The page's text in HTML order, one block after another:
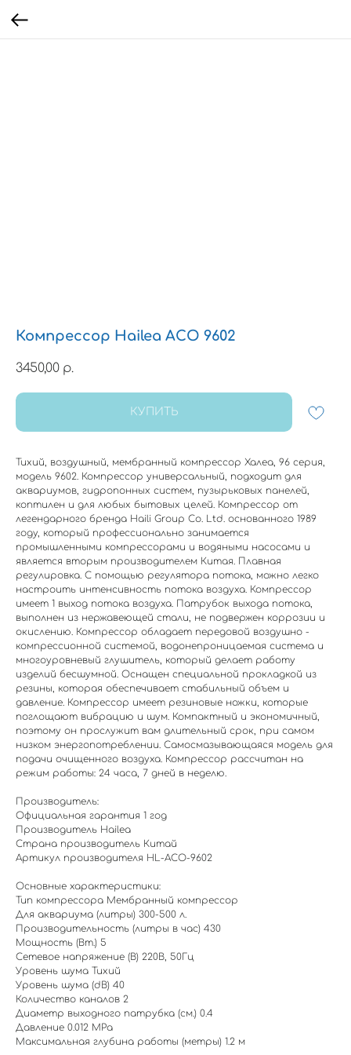
Компрессор Hailea ACO 9602
3450,00 р.
КУПИТЬ
Тихий, воздушный, мембранный компрессор Халеа, 96 серия,
модель 9602. Компрессор универсальный, подходит для
аквариумов, гидропонных систем, пузырьковых панелей,
коптилен и для любых бытовых целей. Компрессор от
легендарного бренда Haili Group Co. Ltd. основанного 1989
году, который профессионально занимается
промышленными компрессорами и водяными насосами и
является вторым производителем Китая. Плавная
регулировка. С помощью регулятора потока, можно легко
настроить интенсивность потока воздуха. Компрессор
имеет 1 выход потока воздуха. Патрубок выхода потока,
выполнен из нержавеющей стали, не подвержен коррозии и
окислению. Компрессор обладает передовой воздушно -
компрессионной системой, водонепроницаемая система и
многоуровневый глушитель, который делает работу
изделий бесшумной. Оснащен специальной прокладкой из
резины, которая обеспечивает стабильный объем и
давление. Компрессор имеет резиновые ножки, которые
поглощают вибрацию и шум. Компактный и экономичный,
поэтому он прослужит вам длительный срок, при самом
низком энергопотреблении. Самосмазывающаяся модель для
подачи очищенного воздуха. Компрессор рассчитан на
режим работы: 24 часа, 7 дней в неделю.
Производитель:
Официальная гарантия 1 год
Производитель Hailea
Страна производитель Китай
Артикул производителя HL-ACO-9602
Основные характеристики:
Тип компрессора Мембранный компрессор
Для аквариума (литры) 300-500 л.
Производительность (литры в час) 430
Мощность (Вт.) 5
Сетевое напряжение (В) 220В, 50Гц
Уровень шума Тихий
Уровень шума (dB) 40
Количество каналов 2
Диаметр выходного патрубка (см.) 0.4
Давление 0.012 MPa
Максимальная глубина работы (метры) 1.2 м